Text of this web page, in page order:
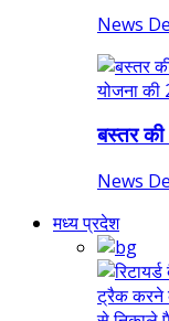
News
बस्तर की
News
मध्य प्रदेश